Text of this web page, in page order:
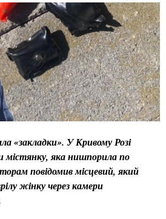
«закладки». У Кривому Розі
містянку, яка нишпорила по
повідомив місцевий, який
жінку через камери